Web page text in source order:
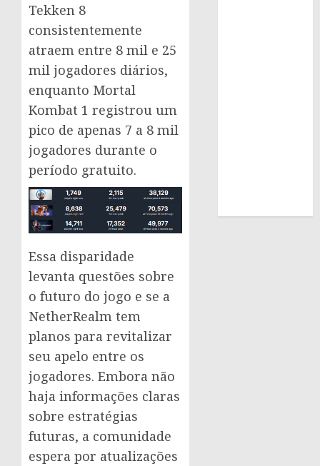
Tekken 8
consistentemente
atraem entre 8 mil e 25
mil jogadores diários,
enquanto Mortal
Kombat 1 registrou um
pico de apenas 7 a 8 mil
jogadores durante o
período gratuito.
Essa disparidade
levanta questões sobre
o futuro do jogo e se a
NetherRealm tem
planos para revitalizar
seu apelo entre os
jogadores. Embora não
haja informações claras
sobre estratégias
futuras, a comunidade
espera por atualizações